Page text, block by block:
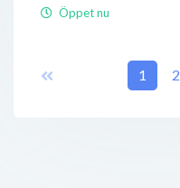
Öppet nu
Hälsingborgsvägen 33
1 2